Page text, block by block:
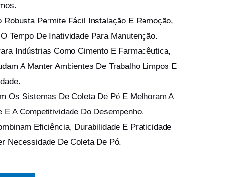
Robusta Permite Fácil Instalação E Remoção,
Tempo De Inatividade Para Manutenção.
Indústrias Como Cimento E Farmacêutica,
A Manter Ambientes De Trabalho Limpos E
Os Sistemas De Coleta De Pó E Melhoram A
E A Competitividade Do Desempenho.
Eficiência, Durabilidade E Praticidade
Necessidade De Coleta De Pó.